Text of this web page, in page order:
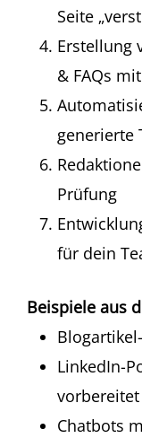
Seite
Erstellung
& FAQs
generierte
Prüfung
für dein
Beispiele aus
LinkedIn-
vorbereitet
Chatbots